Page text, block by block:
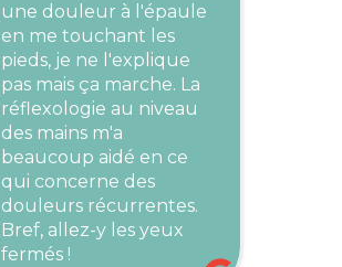
une douleur à l'épaule
en me touchant les
pieds, je ne l'explique
pas mais ça marche. La
réflexologie au niveau
des mains m'a
beaucoup aidé en ce
qui concerne des
douleurs récurrentes.
Bref, allez-y les yeux
fermés !